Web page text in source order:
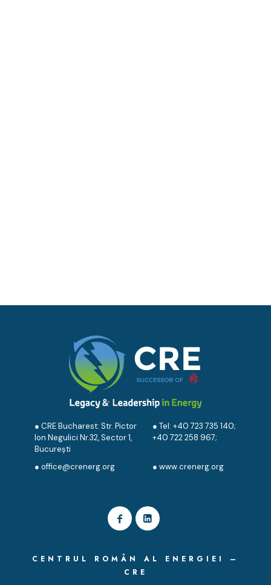
● CRE Bucharest: Str. Pictor
Ion Negulici Nr.32, Sector 1,
București
● Tel: +40 723 735 140;
+40 722 258 967;
●office@crenerg.org ● www.crenerg.org
CENTRUL ROMÂN AL ENERGIEI –
CRE